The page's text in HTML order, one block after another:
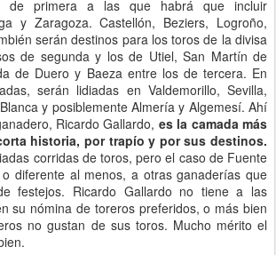
de primera a las que habrá que incluir
y Zaragoza. Castellón, Beziers, Logroño,
serán destinos para los toros de la divisa
de segunda y los de Utiel, San Martín de
de Duero y Baeza entre los de tercera. En
serán lidiadas en Valdemorillo, Sevilla,
y posiblemente Almería y Algemesí. Ahí
Ricardo Gallardo, es la camada más
historia, por trapío y por sus destinos.
corridas de toros, pero el caso de Fuente
diferente al menos, a otras ganaderías que
festejos. Ricardo Gallardo no tiene a las
su nómina de toreros preferidos, o más bien
no gustan de sus toros. Mucho mérito el